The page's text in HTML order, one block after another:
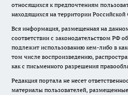
относящихся к предпочтениям
находящихся на территории Российской
Вся информация, размещенная на
соответствии с законодательством РФ
подлежит использованию кем-либо в
том числе воспроизведению,
как с письменного разрешения
Редакция портала не несет
материалы пользователей, размещенные